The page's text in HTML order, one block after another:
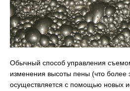
Обычный способ управления
изменения высоты пены (что более
осуществляется с помощью новых